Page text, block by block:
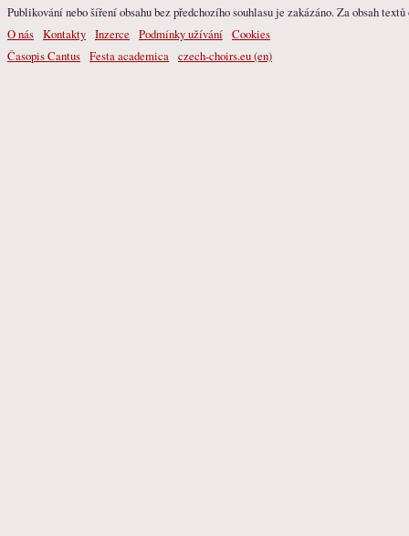
Publikování nebo šíření obsahu bez předchozího souhlasu je zakázáno. Za obsah
O nás Kontakty Inzerce Podmínky užívání Cookies
Časopis Cantus Festa academica czech-choirs.eu (en)